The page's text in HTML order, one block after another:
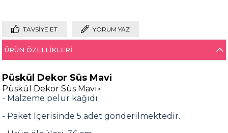
TAVSIYE ET YORUM YAZ
ÜRÜN ÖZELLIKLERI
Püskül Dekor Süs Mavi
Püskül Dekor Süs Mavi >
- Malzeme pelur kağıdı
- Paket İçerisinde 5 adet gönderilmektedir.